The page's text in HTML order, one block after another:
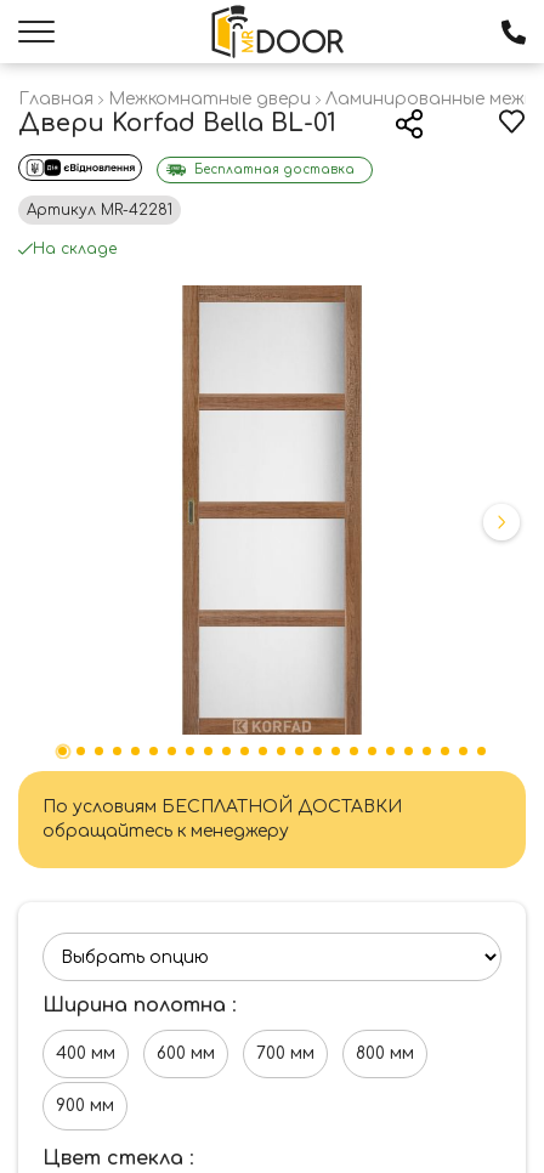
Главная Межкомнатные двери Ламинированные
Двери Korfad Bella BL-01
Бесплатная доставка
Артикул MR-42281
На складе
По условиям БЕСПЛАТНОЙ ДОСТАВКИ
обращайтесь к менеджеру
Ширина полотна :
400 мм 600 мм 700 мм 800 мм
900 мм
Цвет стекла :